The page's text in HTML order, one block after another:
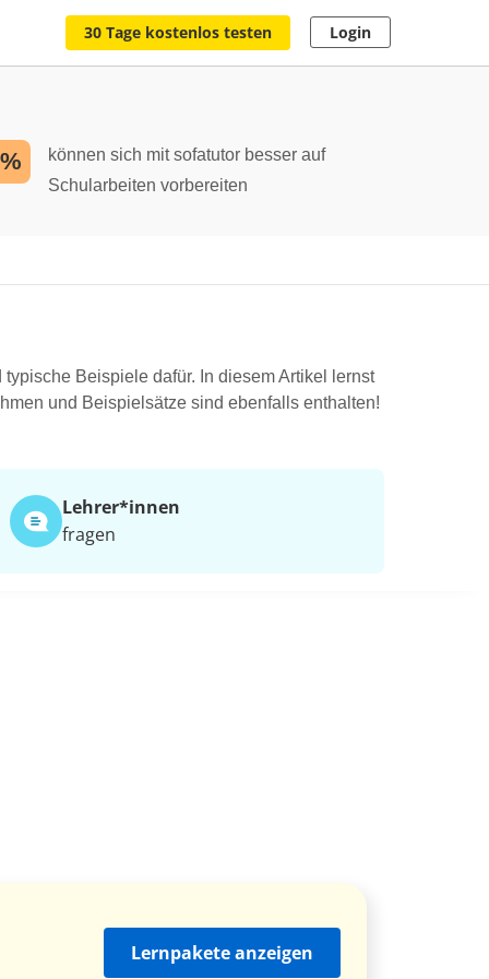
30 Tage kostenlos testen Login
können sich mit sofatutor besser auf
Schularbeiten vorbereiten
Beispiele dafür. In diesem Artikel lernst
und Beispielsätze sind ebenfalls enthalten!
Lehrer*​innen
fragen
Lernpakete anzeigen